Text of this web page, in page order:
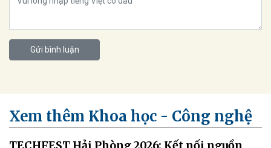
Gửi bình luận
Xem thêm Khoa học - Công nghệ